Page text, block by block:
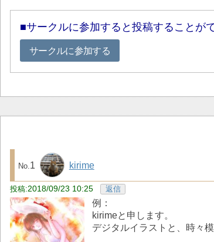
サークルに参加すると投稿することが
サークルに参加する
1 kirime
2018/09/23 10:25 返信
例：
kirimeと申します。
デジタルイラストと、時々